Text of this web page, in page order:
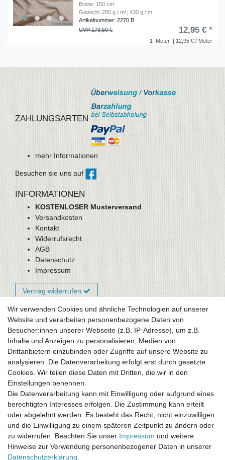
Breite: 150 cm
Gewicht: 285 g / m²; 430 g / m
Artikelnummer: 2270 B
1 Meter | 12,95 € / Meter
UVP 173,50 € 12,95 € *
ZAHLUNGSARTEN
mehr Informationen
Besuchen sie uns auf
INFORMATIONEN
KOSTENLOSER Musterversand
Versandkosten
Kontakt
Widerrufsrecht
AGB
Datenschutz
Impressum
Vertrag widerrufen
Newsletter-Anmeldung
FAQ / Fragen
Mein Warenkorb
Mein Merkzettel
Mein Konto
UNSER LADENGESCHÄFT
Gottlieb-Daimler-Str. 10
33334 Gütersloh
ÖFFNUNGSZEITEN
Montag - Dienstag: 8.00 - 18.00 Uhr, Mittwoch Ruhetag,
Wir verwenden Cookies und ähnliche Technologien auf unserer
Website und verarbeiten personenbezogene Daten von
Besucher:innen unserer Webseite (z.B. IP-Adresse), um z.B.
Inhalte und Anzeigen zu personalisieren, Medien von
Drittanbietern einzubinden oder Zugriffe auf unsere Website zu
analysieren. Die Datenverarbeitung erfolgt erst durch gesetzte
Cookies. Wir teilen diese Daten mit Dritten, die wir in den
Einstellungen benennen.
Die Datenverarbeitung kann mit Einwilligung oder aufgrund eines
berechtigten Interesses erfolgen. Die Zustimmung kann erteilt
oder abgelehnt werden. Es besteht das Recht, nicht einzuwilligen
und die Einwilligung zu einem späteren Zeitpunkt zu ändern oder
zu widerrufen. Beachten Sie unser Impressum und weitere
Hinweise zur Verwendung personenbezogener Daten in unserer
Daten­schutz­erklärung